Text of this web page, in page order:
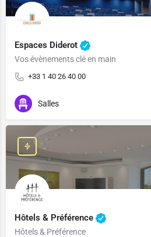
Espaces Diderot
Vos évènements clé en main
+33 1 40 26 40 00
Salles
Hôtels & Préférence
Hôtels & Préférence